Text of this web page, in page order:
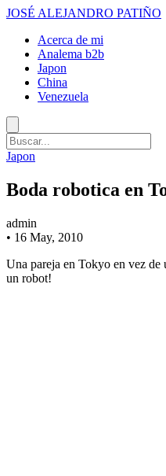
JOSÉ ALEJANDRO PATIÑO
Acerca de mi
Analema b2b
Japon
China
Venezuela
Japon
Boda robotica en
admin
• 16 May, 2010
Una pareja en Tokyo en vez de
un robot!